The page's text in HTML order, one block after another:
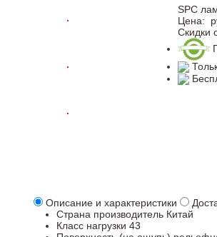
SPC
Цена:
Скидки
Описание и характеристики
Страна производитель Китай
Класс нагрузки 43